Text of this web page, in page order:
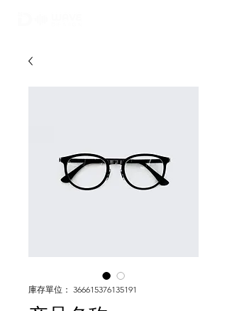
庫存單位： 366615376135191